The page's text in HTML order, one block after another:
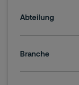
Abteilung
Branche